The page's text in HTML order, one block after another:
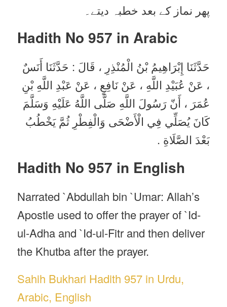
پھر نماز کے بعد خطبہ دیتے۔
Hadith No 957 in Arabic
حَدَّثَنَا إِبْرَاهِيمُ بْنُ الْمُنْذِرِ ، قَالَ : حَدَّثَنَا أَنَسٌ
، عَنْ عُبَيْدِ اللَّهِ ، عَنْ نَافِعٍ ، عَنْ عَبْدِ اللَّهِ بْنِ
عُمَرَ ، أَنّ رَسُولَ اللَّهِ صَلَّى اللَّهُ عَلَيْهِ وَسَلَّمَ
كَانَ يُصَلِّي فِي الْأَضْحَى وَالْفِطْرِ ثُمَّ يَخْطُبُ
بَعْدَ الصَّلَاةِ .
Hadith No 957 in English
Narrated `Abdullah bin `Umar: Allah’s
Apostle used to offer the prayer of `Id-
ul-Adha and `Id-ul-Fitr and then deliver
the Khutba after the prayer.
Sahih Bukhari Hadith 957 in Urdu,
Arabic, English